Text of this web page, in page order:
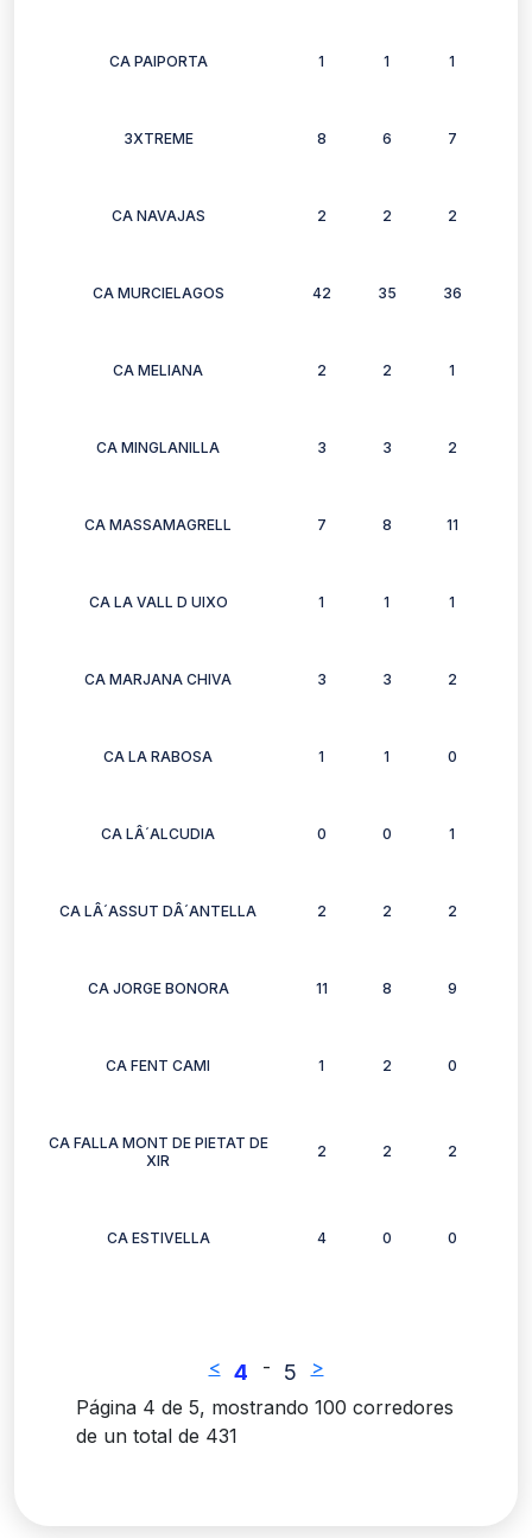
CA PAIPORTA 1 1 1
3XTREME 8 6 7
CA NAVAJAS 2 2 2
CA MURCIELAGOS 42 35 36
CA MELIANA 2 2 1
CA MINGLANILLA 3 3 2
CA MASSAMAGRELL 7 8 11
CA LA VALL D UIXO 1 1 1
CA MARJANA CHIVA 3 3 2
CA LA RABOSA 1 1 0
CA LÂ´ALCUDIA 0 0 1
CA LÂ´ASSUT DÂ´ANTELLA 2 2 2
CA JORGE BONORA 11 8 9
CA FENT CAMI 1 2 0
CA FALLA MONT DE PIETAT DE
XIR
2 2 2
CA ESTIVELLA 4 0 0
< 4 - 5
>
Página 4 de 5, mostrando 100 corredores
de un total de 431